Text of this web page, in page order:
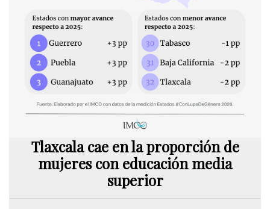
Tlaxcala cae en la proporción de
mujeres con educación media
superior